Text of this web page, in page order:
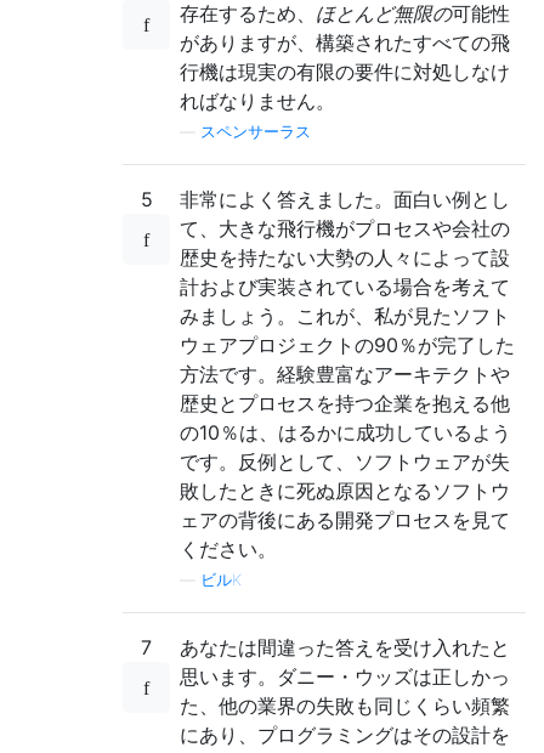
存在するため、 ほとんど無限の可能性
がありますが、構築されたすべての飛
行機は現実の有限の要件に対処しなけ
ればなりません。
スペンサーラス
5
非常によく答えました。面白い例とし
て、大きな飛行機がプロセスや会社の
歴史を持たない大勢の人々によって設
計および実装されている場合を考えて
みましょう。これが、私が見たソフト
ウェアプロジェクトの90％が完了した
方法です。経験豊富なアーキテクトや
歴史とプロセスを持つ企業を抱える他
の10％は、はるかに成功しているよう
です。反例として、ソフトウェアが失
敗したときに死ぬ原因となるソフトウ
ェアの背後にある開発プロセスを見て
ください。
ビルK
7
あなたは間違った答えを受け入れたと
思います。ダニー・ウッズは正しかっ
た、他の業界の失敗も同じくらい頻繁
にあり、プログラミングはその設計を